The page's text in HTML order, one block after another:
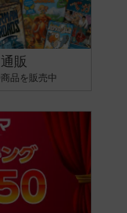
販
品を販売中